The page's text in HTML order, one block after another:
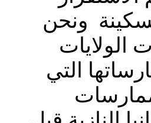
ونحن
الولايات
التي